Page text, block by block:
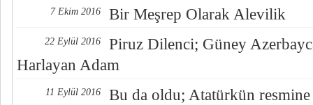
7 Ekim 2016 Bir Meşrep Olarak Alevilik
22 Eylül 2016
Piruz Dilenci; Güney
Harlayan Adam
11 Eylül 2016 Bu da oldu; Atatürkün resmine